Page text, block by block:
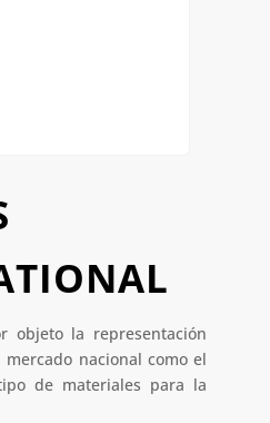
objeto la representación
nacional como el
de materiales para la